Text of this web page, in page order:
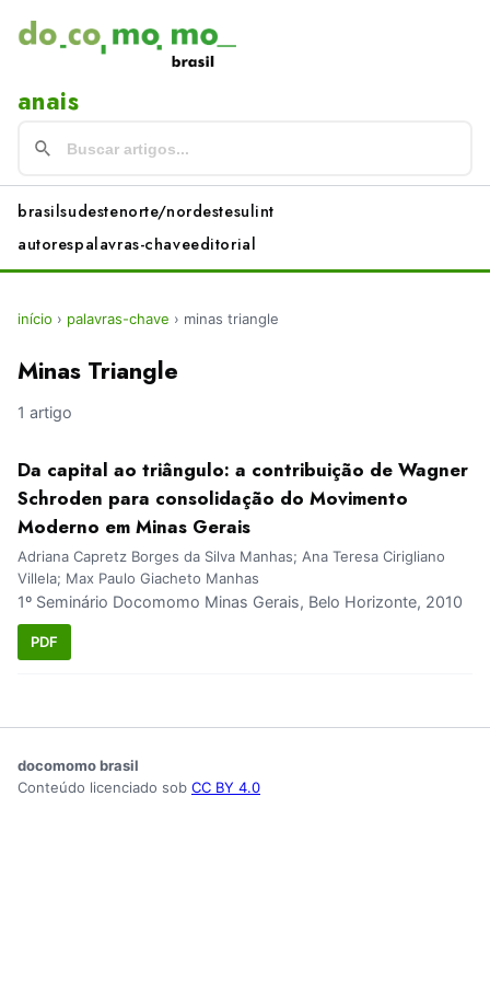
anais
brasilsudestenorte/nordestesulint
autorespalavras-chaveeditorial
início › palavras-chave › minas triangle
Minas Triangle
1 artigo
Da capital ao triângulo: a contribuição de Wagner
Schroden para consolidação do Movimento
Moderno em Minas Gerais
Adriana Capretz Borges da Silva Manhas; Ana Teresa Cirigliano
Villela; Max Paulo Giacheto Manhas
1º Seminário Docomomo Minas Gerais, Belo Horizonte, 2010
PDF
docomomo brasil
Conteúdo licenciado sob CC BY 4.0